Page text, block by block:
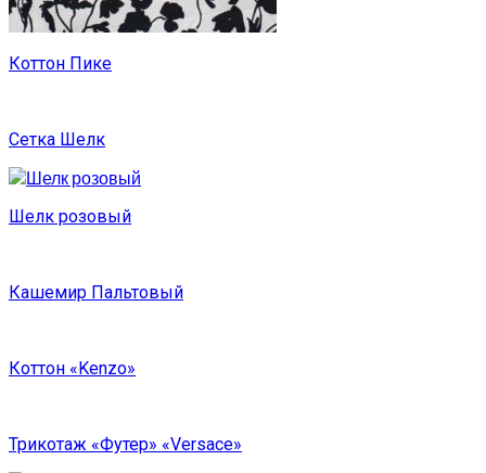
Коттон Пике
Сетка Шелк
Шелк розовый
Кашемир Пальтовый
Коттон «Kenzo»
Трикотаж «Футер» «Versace»